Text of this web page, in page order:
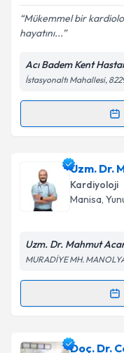
Mükemmel bir
hayatını...
Acı Badem Kent
İstasyonaltı Mahallesi,
Randevu
Uzm. Dr. S.
randevu takvimi
randevu almanız
posta ile
Kişisel
kapsamda
Uzm. Dr.
Kardiyoloji
Manisa,
Uzm. Dr. Mahmut
MURADİYE MH.
Randevu
Uzm. Dr.Doç. Dr.